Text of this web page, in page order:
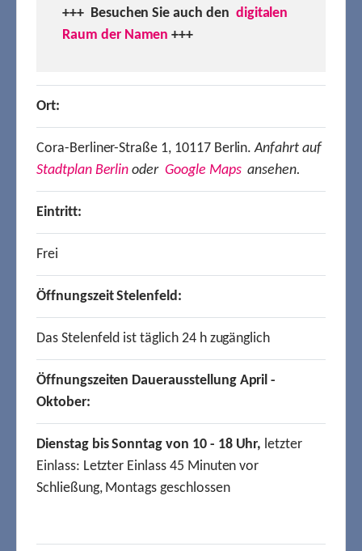
+++ Besuchen Sie auch den digitalen
Raum der Namen +++
Ort:
Cora-Berliner-Straße 1, 10117 Berlin.Anfahrt auf
Stadtplan Berlin oder Google Mapsansehen.
Eintritt:
Frei
Öffnungszeit Stelenfeld:
Das Stelenfeld ist täglich 24 h zugänglich
Öffnungszeiten Dauerausstellung April -
Oktober:
Dienstag bis Sonntag von 10 - 18 Uhr, letzter
Einlass: Letzter Einlass 45 Minuten vor
Schließung, Montags geschlossen